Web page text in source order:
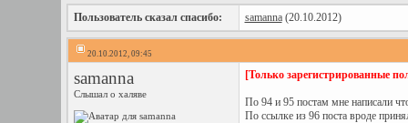
Пользователь сказал cпасибо: samanna(20.10.2012)
20.10.2012, 09:45
samanna
Слышал о халяве
[Только зарегистрированные
По 94 и 95 постам мне написали
По ссылке из 96 поста вроде